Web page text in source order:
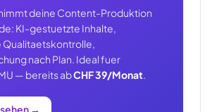
deine Content-Produktion
KI-gestuetzte Inhalte,
Qualitaetskontrolle,
nach Plan. Ideal fuer
— bereits abCHF 39/Monat.
→